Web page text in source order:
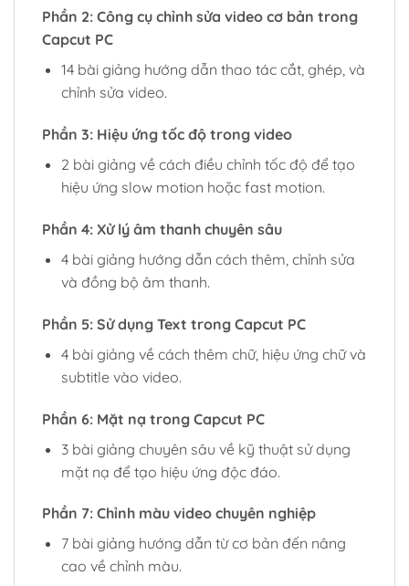
Phần 2: Công cụ chỉnh sửa video cơ bản trong
Capcut PC
14 bài giảng hướng dẫn thao tác cắt, ghép, và
chỉnh sửa video.
Phần 3: Hiệu ứng tốc độ trong video
2 bài giảng về cách điều chỉnh tốc độ để tạo
hiệu ứng slow motion hoặc fast motion.
Phần 4: Xử lý âm thanh chuyên sâu
4 bài giảng hướng dẫn cách thêm, chỉnh sửa
và đồng bộ âm thanh.
Phần 5: Sử dụng Text trong Capcut PC
4 bài giảng về cách thêm chữ, hiệu ứng chữ và
subtitle vào video.
Phần 6: Mặt nạ trong Capcut PC
3 bài giảng chuyên sâu về kỹ thuật sử dụng
mặt nạ để tạo hiệu ứng độc đáo.
Phần 7: Chỉnh màu video chuyên nghiệp
7 bài giảng hướng dẫn từ cơ bản đến nâng
cao về chỉnh màu.